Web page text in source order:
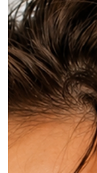
però, la semplice
cellule morte,
rendere la pelle
motivo, all’Istituto
disponibile Hydra
trasformare la